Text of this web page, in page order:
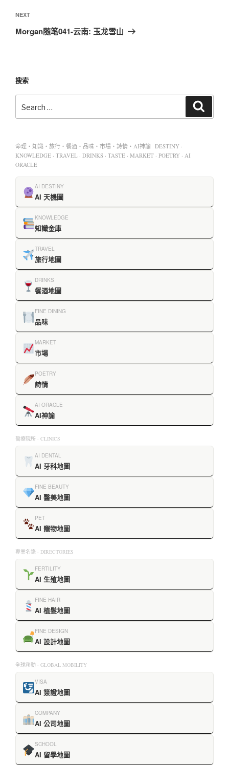
NEXT
Morgan随笔041-云南: 玉龙雪山
搜索
命理・知識・旅行・餐酒・品味・市場・詩情・AI神諭 DESTINY ·
KNOWLEDGE · TRAVEL · DRINKS · TASTE · MARKET · POETRY · AI
ORACLE
AI DESTINY
AI 天機圖
KNOWLEDGE
知識金庫
TRAVEL
旅行地圖
DRINKS
餐酒地圖
FINE DINING
品味
MARKET
市場
POETRY
詩情
AI ORACLE
AI神諭
醫療院所 · CLINICS
AI DENTAL
AI 牙科地圖
FINE BEAUTY
AI 醫美地圖
PET
AI 寵物地圖
專業名錄 · DIRECTORIES
FERTILITY
AI 生殖地圖
FINE HAIR
AI 植髮地圖
FINE DESIGN
AI 設計地圖
全球移動 · GLOBAL MOBILITY
VISA
AI 簽證地圖
COMPANY
AI 公司地圖
SCHOOL
AI 留學地圖